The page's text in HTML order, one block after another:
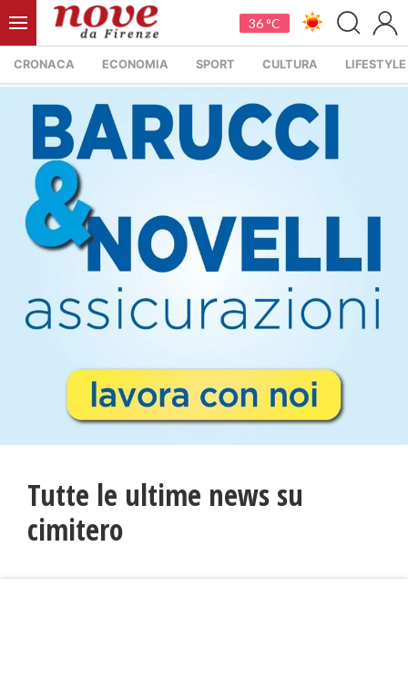
36 °C
CRONACA ECONOMIA SPORT CULTURA LIFESTYLE
Tutte le ultime news su
cimitero